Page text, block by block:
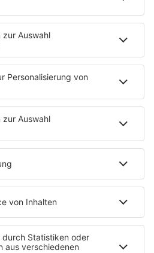
by Nelson Müller
in der Küche, bei uns die
Nelson Müller lädt uns
Club ein. Ab sofort versorgt
Rezepten zum
lassen. Nelson nimmt
weiht uns in die
Profikochs ein. Der
Für alle von euch, die
ein Gewürz ist und kein
ist "Foodtainment" der
die man überall genießen
Bon Appetit -